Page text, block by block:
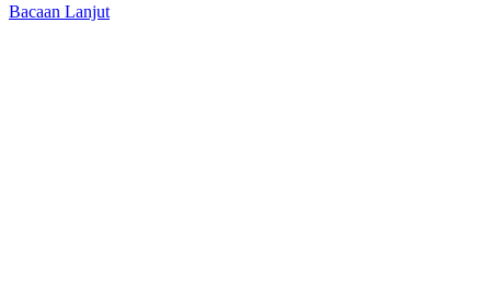
Bacaan Lanjut